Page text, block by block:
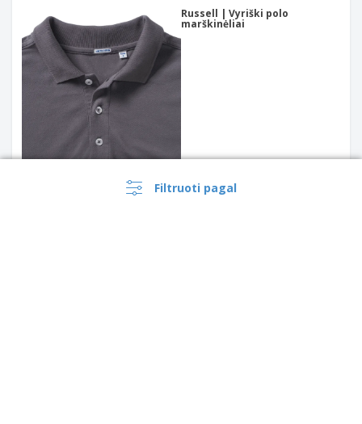
Filtruoti pagal
Russell | Vyriški polo
marškinėliai
Fruit of the Loom | Vyriški